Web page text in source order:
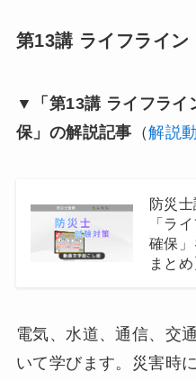
第13講 ライフライ
▼「第13講 ライフライ
保」の解説記事 （解説
防災
「ラ
確保
まと
電気、水道、通信、交
いて学びます。災害時